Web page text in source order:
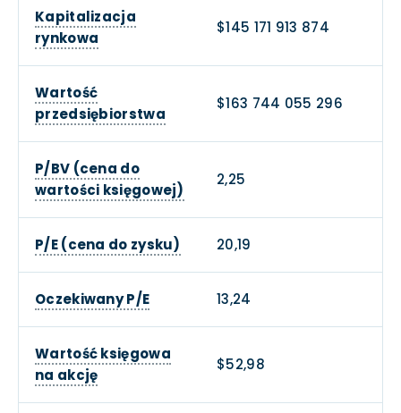
Kapitalizacja
rynkowa
$145 171 913 874
Wartość
przedsiębiorstwa
$163 744 055 296
P/BV (cena do
wartości księgowej)
2,25
P/E (cena do zysku) 20,19
Oczekiwany P/E 13,24
Wartość księgowa
na akcję
$52,98